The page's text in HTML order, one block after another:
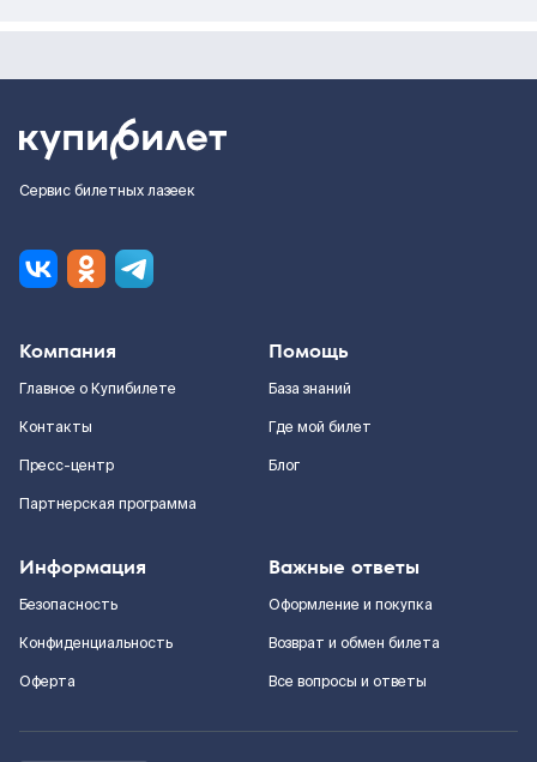
Сервис билетных лазеек
Компания
Главное о Купибилете
Контакты
Пресс-центр
Партнерская программа
Помощь
База знаний
Где мой билет
Блог
Информация
Безопасность
Конфиденциальность
Оферта
Важные ответы
Оформление и покупка
Возврат и обмен билета
Все вопросы и ответы